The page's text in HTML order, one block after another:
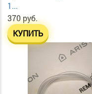
1...
370 руб.
КУПИТЬ